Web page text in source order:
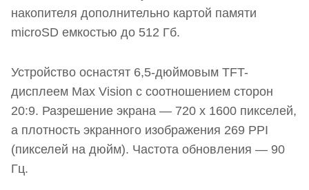
накопителя дополнительно картой памяти
microSD емкостью до 512 Гб.
Устройство оснастят 6,5-дюймовым TFT-
дисплеем Max Vision с соотношением сторон
20:9. Разрешение экрана — 720 x 1600 пикселей,
а плотность экранного изображения 269 PPI
(пикселей на дюйм). Частота обновления — 90
Гц.